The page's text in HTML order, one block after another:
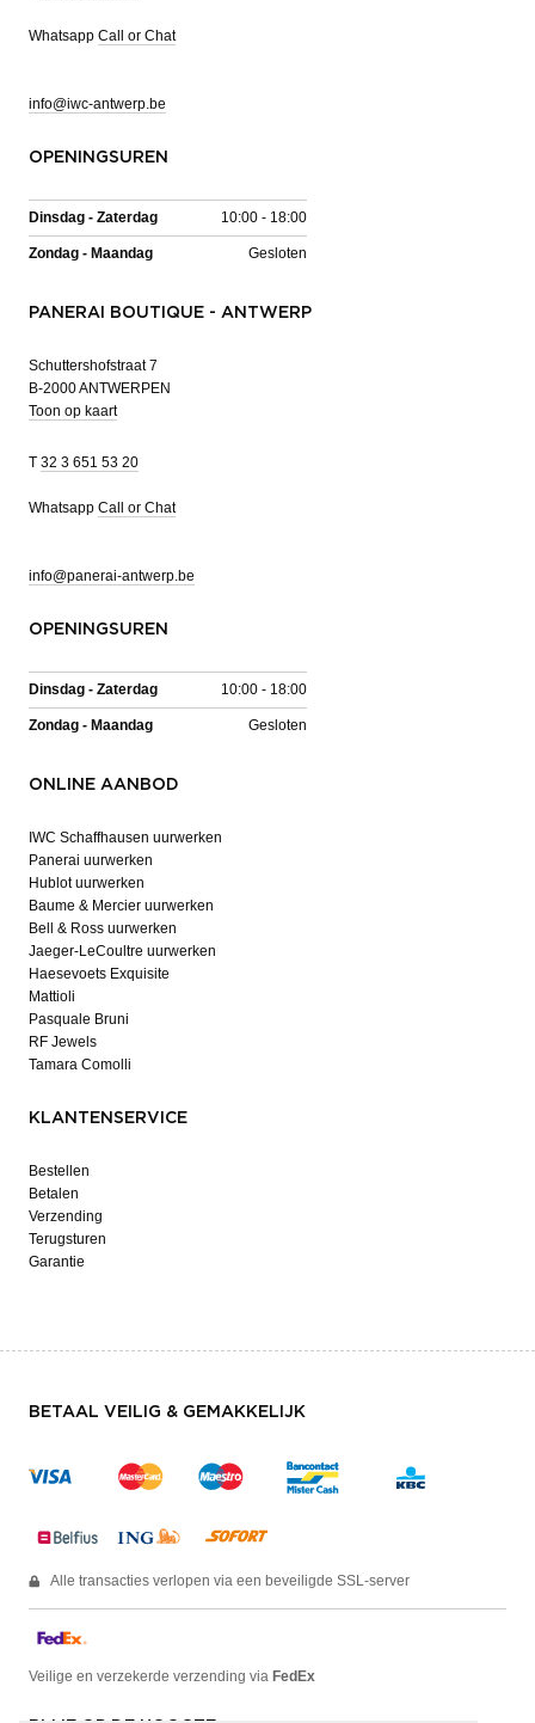
Whatsapp Call or Chat
info@iwc-antwerp.be
OPENINGSUREN
Dinsdag - Zaterdag 10:00 - 18:00
Zondag - Maandag Gesloten
PANERAI BOUTIQUE - ANTWERP
Schuttershofstraat 7
B-2000 ANTWERPEN
Toon op kaart
T 32 3 651 53 20
Whatsapp Call or Chat
info@panerai-antwerp.be
OPENINGSUREN
Dinsdag - Zaterdag 10:00 - 18:00
Zondag - Maandag Gesloten
ONLINE AANBOD
IWC Schaffhausen uurwerken
Panerai uurwerken
Hublot uurwerken
Baume & Mercier uurwerken
Bell & Ross uurwerken
Jaeger-LeCoultre uurwerken
Haesevoets Exquisite
Mattioli
Pasquale Bruni
RF Jewels
Tamara Comolli
KLANTENSERVICE
Bestellen
Betalen
Verzending
Terugsturen
Garantie
BETAAL VEILIG & GEMAKKELIJK
Alle transacties verlopen via een beveiligde SSL-server
Veilige en verzekerde verzending via FedEx